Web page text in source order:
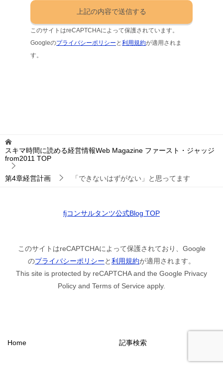
このサイトはreCAPTCHAによって保護されています。
Googleのプライバシーポリシー と利用規約が適用されま
す。
スキマ時間に読める経営情報Web Magazine ファースト・ジャッジ
from2011 TOP
第4章経営計画 「できないはずがない」と思ってます
fjコンサルタンツ公式Blog TOP
このサイトはreCAPTCHAによって保護されており、Google
のプライバシーポリシーと利用規約が適用されます。
This site is protected by reCAPTCHA and the Google Privacy
Policy and Terms of Service apply.
Home 記事検索